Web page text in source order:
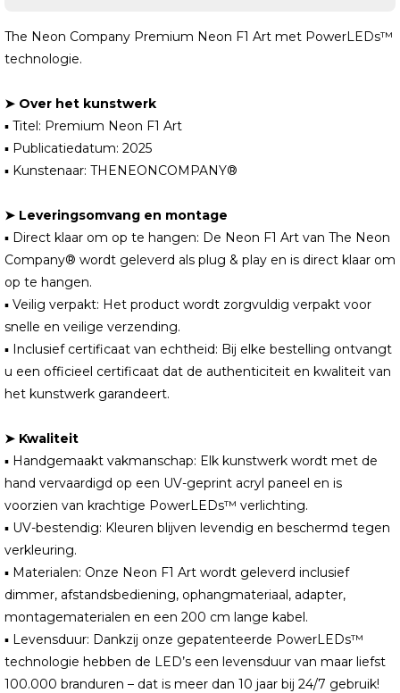
The Neon Company Premium Neon F1 Art met PowerLEDs™
technologie.
➤ Over het kunstwerk
▪ Titel: Premium Neon F1 Art
▪ Publicatiedatum: 2025
▪ Kunstenaar: THENEONCOMPANY®
➤ Leveringsomvang en montage
▪ Direct klaar om op te hangen: De Neon F1 Art van The Neon
Company® wordt geleverd als plug & play en is direct klaar om
op te hangen.
▪ Veilig verpakt: Het product wordt zorgvuldig verpakt voor
snelle en veilige verzending.
▪ Inclusief certificaat van echtheid: Bij elke bestelling ontvangt
u een officieel certificaat dat de authenticiteit en kwaliteit van
het kunstwerk garandeert.
➤ Kwaliteit
▪ Handgemaakt vakmanschap: Elk kunstwerk wordt met de
hand vervaardigd op een UV-geprint acryl paneel en is
voorzien van krachtige PowerLEDs™ verlichting.
▪ UV-bestendig: Kleuren blijven levendig en beschermd tegen
verkleuring.
▪ Materialen: Onze Neon F1 Art wordt geleverd inclusief
dimmer, afstandsbediening, ophangmateriaal, adapter,
montagematerialen en een 200 cm lange kabel.
▪ Levensduur: Dankzij onze gepatenteerde PowerLEDs™
technologie hebben de LED’s een levensduur van maar liefst
100.000 branduren – dat is meer dan 10 jaar bij 24/7 gebruik!